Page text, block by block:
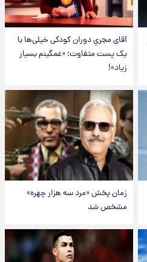
آقای مجریِ دوران کودکی خیلی‌ها با
یک پست متفاوت؛ «غمگینم بسیار
زیاد»!
زمان پخش «مرد سه هزار چهره»
مشخص شد